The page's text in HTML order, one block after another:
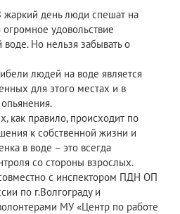
день люди спешат на
удовольствие
воде. Но нельзя забывать о
людей на воде является
для этого местах и в
как правило, происходит по
к собственной жизни и
в воде – это всегда
со стороны взрослых.
с инспектором ПДН ОП
по г.Волгограду и
МУ «Центр по работе